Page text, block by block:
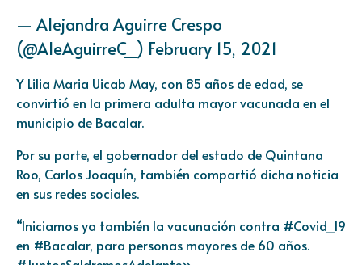
— Alejandra Aguirre Crespo
(@AleAguirreC_) February 15, 2021
Y Lilia Maria Uicab May, con 85 años de edad, se
convirtió en la primera adulta mayor vacunada en el
municipio de Bacalar.
Por su parte, el gobernador del estado de Quintana
Roo, Carlos Joaquín, también compartió dicha noticia
en sus redes sociales.
“Iniciamos ya también la vacunación contra #Covid_19
en #Bacalar, para personas mayores de 60 años.